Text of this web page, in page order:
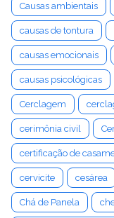
Causas ambientais
causas de tontura
causas emocionais
causas psicológicas
Cerclagem
cerimônia civil
certificação de
cervicite cesárea
Chá de Panela